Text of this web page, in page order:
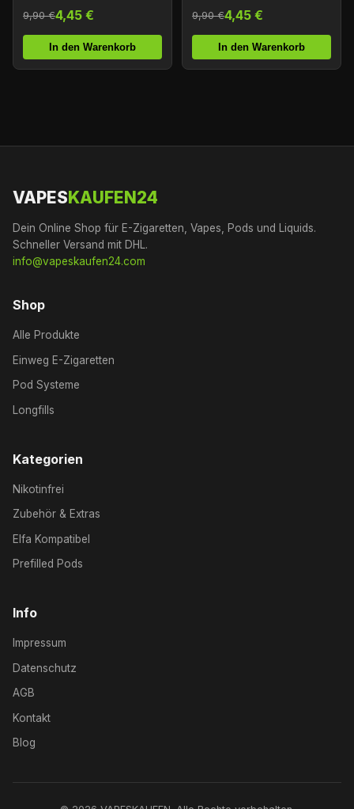
9,90 €4,45 €
In den Warenkorb
9,90 €4,45 €
In den Warenkorb
VAPES KAUFEN24
Dein Online Shop für E-Zigaretten, Vapes, Pods und Liquids.
Schneller Versand mit DHL.
info@vapeskaufen24.com
Shop
Alle Produkte
Einweg E-Zigaretten
Pod Systeme
Longfills
Kategorien
Nikotinfrei
Zubehör & Extras
Elfa Kompatibel
Prefilled Pods
Info
Impressum
Datenschutz
AGB
Kontakt
Blog